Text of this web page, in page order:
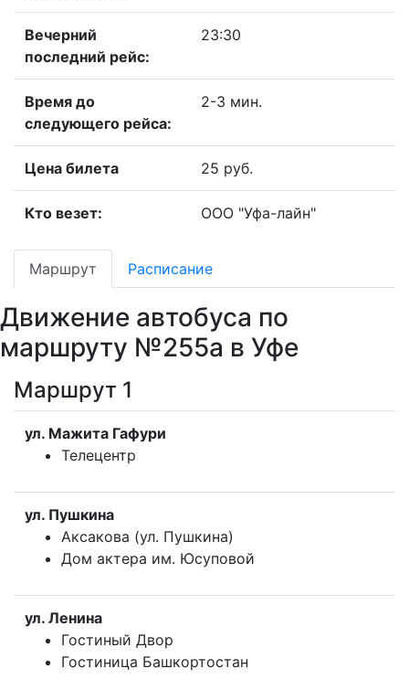
Вечерний
последний рейс:
23:30
Время до
следующего рейса:
2-3 мин.
Цена билета 25 руб.
Кто везет: ООО "Уфа-лайн"
Маршрут Расписание
Движение автобуса по
маршруту №255а в Уфе
Маршрут 1
ул. Мажита Гафури
Телецентр
ул. Пушкина
Аксакова (ул. Пушкина)
Дом актера им. Юсуповой
ул. Ленина
Гостиный Двор
Гостиница Башкортостан